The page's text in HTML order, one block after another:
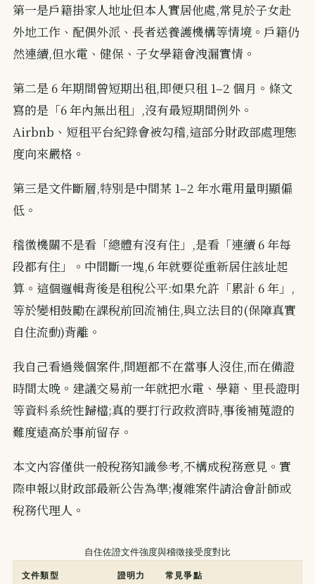
第一是戶籍掛家人地址但本人實居他處,常見於子女赴
外地工作、配偶外派、長者送養護機構等情境。戶籍仍
然連續,但水電、健保、子女學籍會洩漏實情。
第二是 6 年期間曾短期出租,即便只租 1–2 個月。條文
寫的是「6 年內無出租」,沒有最短期間例外。
Airbnb、短租平台紀錄會被勾稽,這部分財政部處理態
度向來嚴格。
第三是文件斷層,特別是中間某 1–2 年水電用量明顯偏
低。
稽徵機關不是看「總體有沒有住」,是看「連續 6 年每
段都有住」。中間斷一塊,6 年就要從重新居住該址起
算。這個邏輯背後是租稅公平:如果允許「累計 6 年」,
等於變相鼓勵在課稅前回流補住,與立法目的(保障真實
自住流動)背離。
我自己看過幾個案件,問題都不在當事人沒住,而在備證
時間太晚。建議交易前一年就把水電、學籍、里長證明
等資料系統性歸檔;真的要打行政救濟時,事後補蒐證的
難度遠高於事前留存。
本文內容僅供一般稅務知識參考,不構成稅務意見。實
際申報以財政部最新公告為準;複雜案件請洽會計師或
稅務代理人。
自住佐證文件強度與稽徵接受度對比
文件類型 證明力 常見爭點